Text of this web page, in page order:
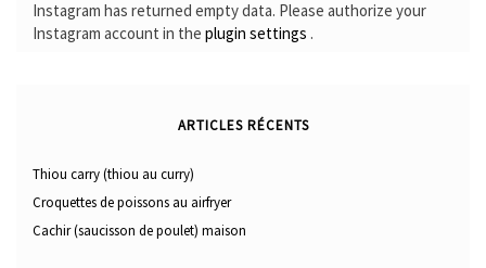
Instagram has returned empty data. Please authorize your
Instagram account in the plugin settings .
ARTICLES RÉCENTS
Thiou carry (thiou au curry)
Croquettes de poissons au airfryer
Cachir (saucisson de poulet) maison